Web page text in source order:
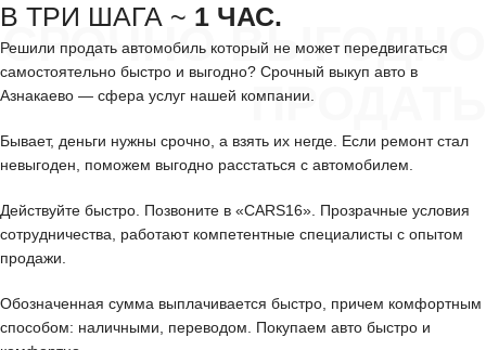
СРОЧНО ВЫГОДНО
ПРОДАТЬ
В ТРИ ШАГА ~ 1 ЧАС.
Решили продать автомобиль который не может передвигаться
самостоятельно быстро и выгодно? Срочный выкуп авто в
Азнакаево — сфера услуг нашей компании.
Бывает, деньги нужны срочно, а взять их негде. Если ремонт стал
невыгоден, поможем выгодно расстаться с автомобилем.
Действуйте быстро. Позвоните в «CARS16». Прозрачные условия
сотрудничества, работают компетентные специалисты с опытом
продажи.
Обозначенная сумма выплачивается быстро, причем комфортным
способом: наличными, переводом. Покупаем авто быстро и